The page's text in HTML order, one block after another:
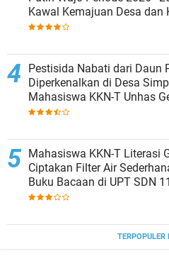
Kawal Kemajuan Desa dan
Merah Putih
Pestisida Nabati dari Daun
Diperkenalkan di Desa
Mahasiswa KKN-T Unhas
Mahasiswa KKN-T Literasi
Ciptakan Filter Air
Buku Bacaan di UPT SDN
Bontomanai
TERPOPULER